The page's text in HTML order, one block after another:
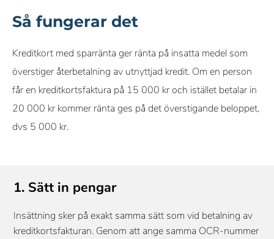
Så fungerar det
Kreditkort med sparränta ger ränta på insatta medel som
överstiger återbetalning av utnyttjad kredit. Om en person
får en kreditkortsfaktura på 15 000 kr och istället betalar in
20 000 kr kommer ränta ges på det överstigande beloppet,
dvs 5 000 kr.
1. Sätt in pengar
Insättning sker på exakt samma sätt som vid betalning av
kreditkortsfakturan. Genom att ange samma OCR-nummer